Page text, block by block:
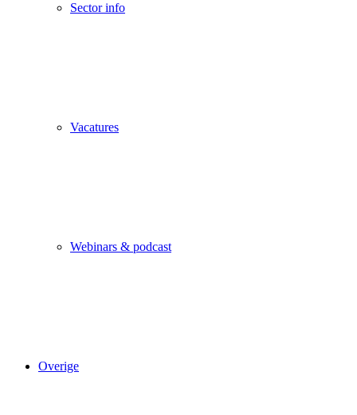
Sector info
Vacatures
Webinars & podcast
Overige